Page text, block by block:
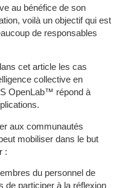
au bénéfice de son
voilà un objectif qui est
de responsables
cet article les cas
collective en
OpenLab™ répond à
aux communautés
mobiliser dans le but
:
du personnel de
de participer à la réflexion